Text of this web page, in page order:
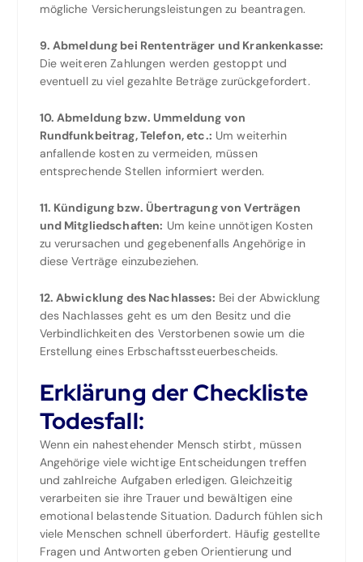
mögliche Versicherungsleistungen zu beantragen.
9. Abmeldung bei Rententräger und Krankenkasse:
Die weiteren Zahlungen werden gestoppt und
eventuell zu viel gezahlte Beträge zurückgefordert.
10. Abmeldung bzw. Ummeldung von
Rundfunkbeitrag, Telefon, etc.: Um weiterhin
anfallende kosten zu vermeiden, müssen
entsprechende Stellen informiert werden.
11. Kündigung bzw. Übertragung von Verträgen
und Mitgliedschaften: Um keine unnötigen Kosten
zu verursachen und gegebenenfalls Angehörige in
diese Verträge einzubeziehen.
12. Abwicklung des Nachlasses: Bei der Abwicklung
des Nachlasses geht es um den Besitz und die
Verbindlichkeiten des Verstorbenen sowie um die
Erstellung eines Erbschaftssteuerbescheids.
Erklärung der Checkliste
Todesfall:
Wenn ein nahestehender Mensch stirbt, müssen
Angehörige viele wichtige Entscheidungen treffen
und zahlreiche Aufgaben erledigen. Gleichzeitig
verarbeiten sie ihre Trauer und bewältigen eine
emotional belastende Situation. Dadurch fühlen sich
viele Menschen schnell überfordert. Häufig gestellte
Fragen und Antworten geben Orientierung und